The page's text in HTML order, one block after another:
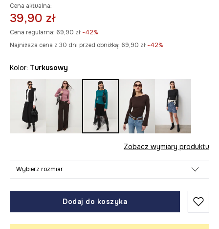
Cena aktualna:
39,90 zł
Cena regularna: 69,90 zł -42%
Najniższa cena z 30 dni przed obniżką: 69,90 zł -42%
Kolor: turkusowy
Zobacz wymiary produktu
Wybierz rozmiar
Dodaj do koszyka